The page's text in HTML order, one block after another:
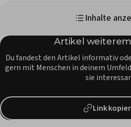
Inhalte
Artikel
Du fandest den Artikel informativ
gern mit Menschen in deinem
sie
Link